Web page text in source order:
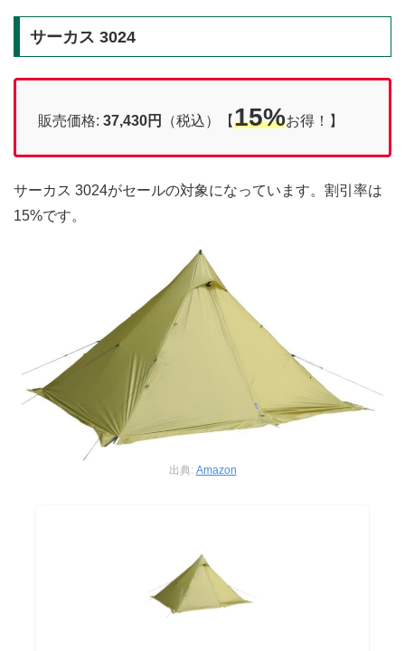
サーカス 3024
販売価格: 37,430円 （税込）【15%お得！】
サーカス 3024がセールの対象になっています。割引率は
15%です。
出典: Amazon